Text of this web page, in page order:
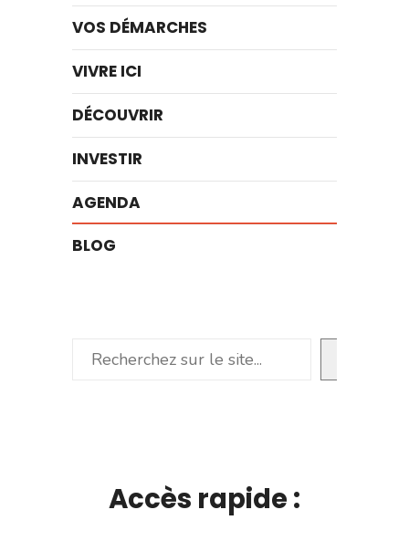
VOS DÉMARCHES
VIVRE ICI
DÉCOUVRIR
INVESTIR
AGENDA
BLOG
Rechercher
Accès rapide :